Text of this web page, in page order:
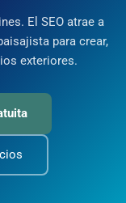
El SEO atrae a
para crear,
exteriores.